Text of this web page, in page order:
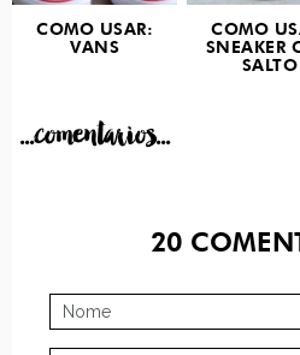
COMO USAR:
VANS
COMO
SNEAKER
SALTO
...comentarios...
20